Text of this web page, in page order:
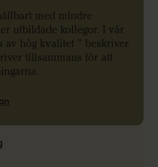
med mindre
utbildade kollegor. I vår
av hög kvalitet ” beskriver
tillsammans för att